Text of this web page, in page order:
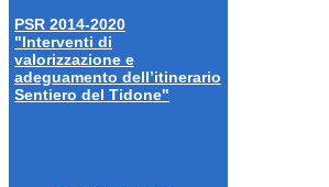
PSR 2014-2020
"Interventi di
valorizzazione e
adeguamento dell’itinerario
Sentiero del Tidone"